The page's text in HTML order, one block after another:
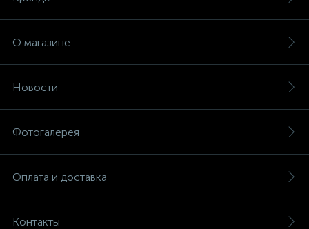
О магазине
Новости
Фотогалерея
Оплата и доставка
Контакты